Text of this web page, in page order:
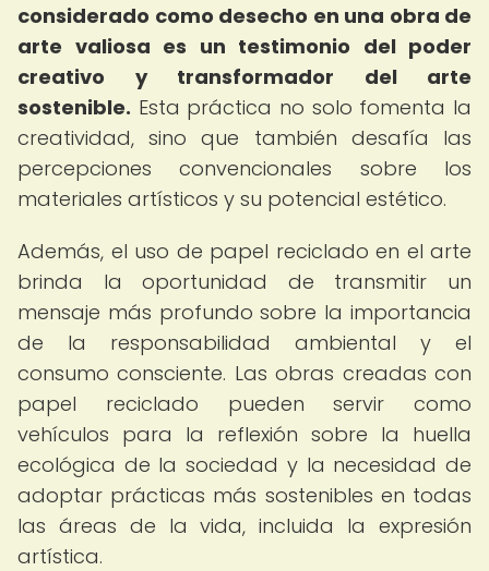
considerado como desecho en una obra de
arte valiosa es un testimonio del poder
creativo y transformador del arte
sostenible. Esta práctica no solo fomenta la
creatividad, sino que también desafía las
percepciones convencionales sobre los
materiales artísticos y su potencial estético.
Además, el uso de papel reciclado en el arte
brinda la oportunidad de transmitir un
mensaje más profundo sobre la importancia
de la responsabilidad ambiental y el
consumo consciente. Las obras creadas con
papel reciclado pueden servir como
vehículos para la reflexión sobre la huella
ecológica de la sociedad y la necesidad de
adoptar prácticas más sostenibles en todas
las áreas de la vida, incluida la expresión
artística.